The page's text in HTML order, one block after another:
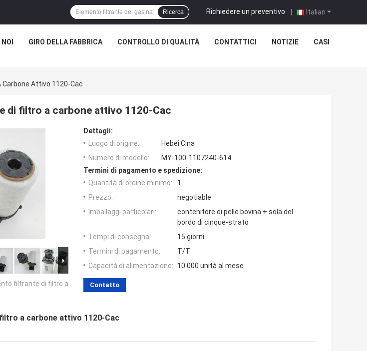
Italian
Richiedere un preventivo |
Ricerca
GIRO DELLA FABBRICA CONTROLLO DI QUALITÀ CONTATTICI NOTIZIE CASI
Carbone Attivo 1120-Cac
di filtro a carbone attivo 1120-Cac
filtrante di filtro a
Dettagli:
Luogo di origine:
Hebei Cina
Numero di modello:
MY-100-1107240-614
Termini di pagamento e spedizione:
Quantità di ordine minimo:
1
Prezzo:
negotiable
Imballaggi particolari:
contenitore di pelle bovina + sola del
bordo di cinque-strato
Tempi di consegna:
15 giorni
Termini di pagamento:
T/T
Capacità di alimentazione:
10.000 unità al mese
Contatto
a carbone attivo 1120-Cac